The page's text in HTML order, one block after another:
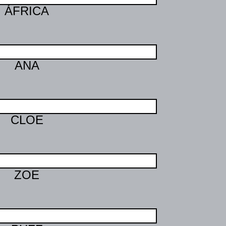
ÁFRICA
ANA
CLOE
ZOE